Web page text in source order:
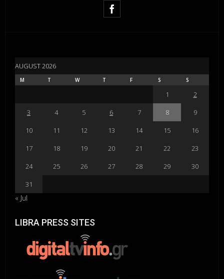
AUGUST 2026
M T W T F S S
1
2
3
4 5 6 7 8
9
10
11 12 13 14 15
16
17
18 19 20 21 22
23
24
25 26 27 28 29
30
31
« Jul
LIBRA PRESS SITES